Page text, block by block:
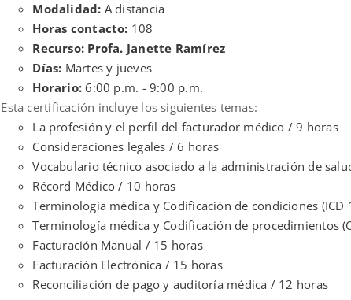
Modalidad: A distancia
Horas contacto: 108
Recurso: Profa. Janette Ramírez
Días: Martes y jueves
Horario:6:00 p.m. - 9:00 p.m.
Esta certificación incluye los siguientes temas:
La profesión y el perfil del facturador médico / 9 horas
Consideraciones legales / 6 horas
Vocabulario técnico asociado a la administración de
Récord Médico / 10 horas
Terminología médica y Codificación de condiciones (ICD
Terminología médica y Codificación de procedimientos
Facturación Manual / 15 horas
Facturación Electrónica / 15 horas
Reconciliación de pago y auditoría médica / 12 horas